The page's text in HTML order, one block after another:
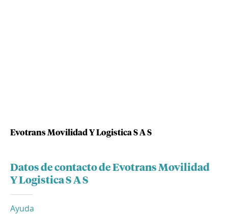
Evotrans Movilidad Y Logistica S A S
Datos de contacto de Evotrans Movilidad
Y Logistica S A S
Ayuda